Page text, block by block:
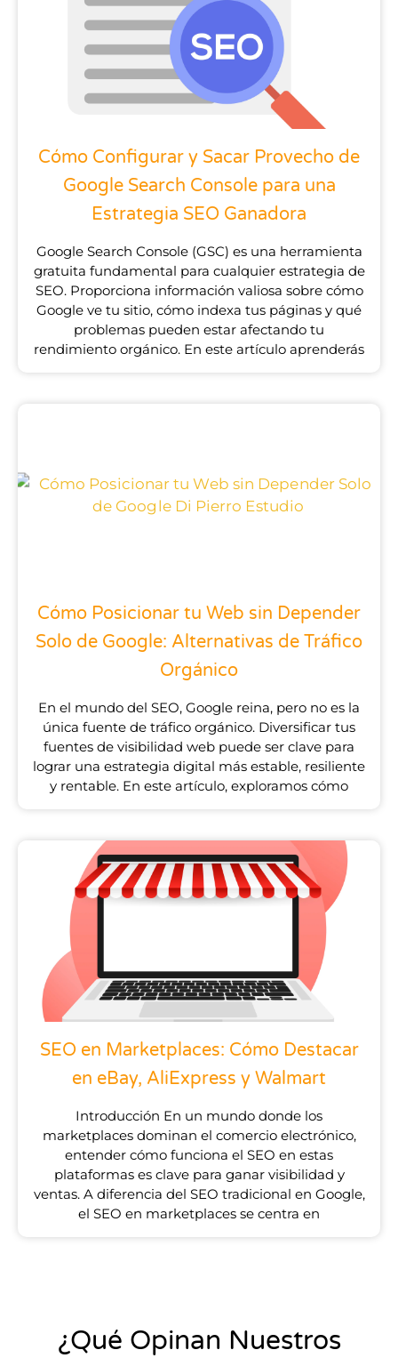
Cómo Configurar y Sacar Provecho de
Google Search Console para una
Estrategia SEO Ganadora
Google Search Console (GSC) es una herramienta
gratuita fundamental para cualquier estrategia de
SEO. Proporciona información valiosa sobre cómo
Google ve tu sitio, cómo indexa tus páginas y qué
problemas pueden estar afectando tu
rendimiento orgánico. En este artículo aprenderás
Cómo Posicionar tu Web sin Depender
Solo de Google: Alternativas de Tráfico
Orgánico
En el mundo del SEO, Google reina, pero no es la
única fuente de tráfico orgánico. Diversificar tus
fuentes de visibilidad web puede ser clave para
lograr una estrategia digital más estable, resiliente
y rentable. En este artículo, exploramos cómo
SEO en Marketplaces: Cómo Destacar
en eBay, AliExpress y Walmart
Introducción En un mundo donde los
marketplaces dominan el comercio electrónico,
entender cómo funciona el SEO en estas
plataformas es clave para ganar visibilidad y
ventas. A diferencia del SEO tradicional en Google,
el SEO en marketplaces se centra en
¿Qué Opinan Nuestros